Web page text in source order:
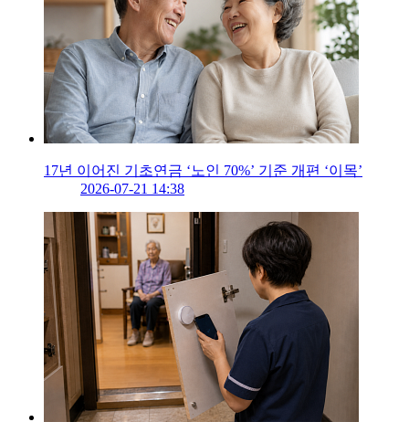
17년 이어진 기초연금 ‘노인 70%’ 기준 개편 ‘이목’
2026-07-21 14:38